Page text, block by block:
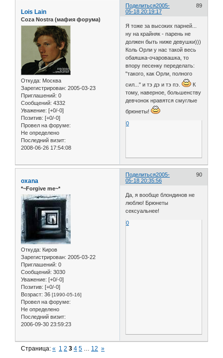
Поделиться 89
2005-
05-18 20:19:17
Lois Lain
Coza Nostra (мафия форума)
Откуда: Москва
Зарегистрирован: 2005-03-23
Приглашений: 0
Сообщений: 4332
Уважение: [+0/-0]
Позитив: [+0/-0]
Провел на форуме:
Не определено
Последний визит:
2008-06-26 17:54:08
Я тоже за высоких парней...
ну на крайняк - парень не
должен быть ниже девушки)))
Коль Орли у нас такой весь
обаяшка-очаровашка, то
впору песенку переделать:
"такого, как Орли, полного
сил..." и тэ дэ и тэ пэ.
К
тому, наверное, большенству
девчонок нравятся смуглые
брюнеты!
0
Поделиться 90
2005-
05-18 20:35:56
oxana
*~Forgive me~*
Откуда: Киров
Зарегистрирован: 2005-03-22
Приглашений: 0
Сообщений: 3030
Уважение: [+0/-0]
Позитив: [+0/-0]
Возраст: 36 [1990-05-16]
Провел на форуме:
Не определено
Последний визит:
2006-09-30 23:59:23
Да, я вообще блондинов не
люблю! Брюнеты
сексуальнее!
0
Страница:« 1 2 3 4 5 … 12 »